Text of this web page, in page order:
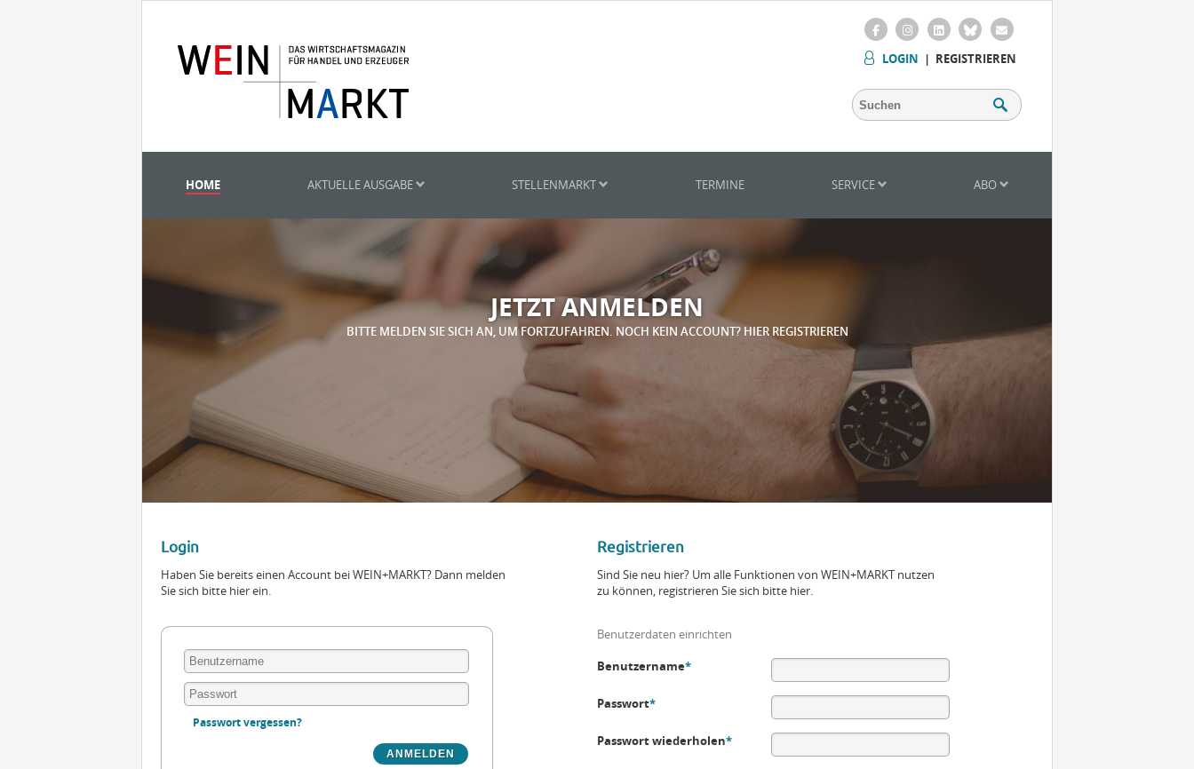
LOGIN | REGISTRIEREN
HOME AKTUELLE AUSGABE STELLENMARKT TERMINE SERVICE ABO
JETZT ANMELDEN
BITTE MELDEN SIE SICH AN, UM FORTZUFAHREN. NOCH KEIN ACCOUNT? HIER REGISTRIEREN
Login
Haben Sie bereits einen Account bei WEIN+MARKT? Dann melden
Sie sich bitte hier ein.
Passwort vergessen?
Registrieren
Sind Sie neu hier? Um alle Funktionen von WEIN+MARKT nutzen
zu können, registrieren Sie sich bitte hier.
Benutzerdaten einrichten
Benutzername*
Passwort*
Passwort wiederholen*